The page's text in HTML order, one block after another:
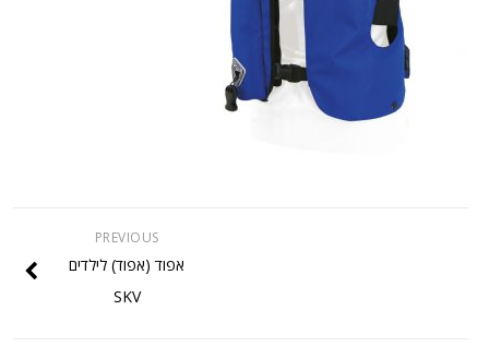
PREVIOUS
אפוד (אפוד) לילדים
SKV